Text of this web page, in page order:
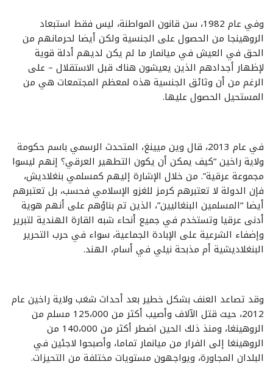
وفي عام 1982، سن قانون المواطنة، ليس فقط استبعاد
الروهينجا من الحصول على الجنسية ولكن أيضا لحرمانهم من
الحق في العيش في ميانمار ما لم يكن لديهم أدلة قوية
لإظهار أجدادهم الذين يعيشون هناك قبل الاستقلال – على
الرغم من أن وثائق الجنسية هذه لمعظم المجتمعات هي من
المستحيل الحصول عليها.
في عام 2013، قال وين ميينغ، المتحدث الرسمي باسم حكومة
ولاية راخين “كيف يمكن أن يكون التطهير العرقي؟ إنهم ليسوا
مجموعة عرقية”. من خلال الإشارة إليهم كمسلمي بنغلاديش،
فإن الدولة لا تعتبرهم كرمز للغزو الإسلامي فحسب، بل تعتبرهم
أيضا “المسلمين البنغاليين”، الذين تم بناؤهم على أنهم هوية
أدنى عرقيا وتستخدم في جميع أنحاء شبه القارة الهندية لتبرير
وإضفاء الشرعية على الإبادة الجماعية، سواء في حرب التحرير
البنغلاديشية أم مذبحة نيلي في أسام، الهند.
وقد تصاعد العنف بشكل خطير بعد أحداث شغب ولاية راخين عام
2012، حيث قتل الآلاف وأصيب أكثر من 125،000 مسلم من
الروهينغا، ومنذ ذلك الحين اضطر أكثر من 140،000 من
الروهينغا إلى الفرار من ميانمار تماما، وأصبحوا لاجئين في
البلدان المجاورة، ويواجهون مستويات مختلفة من التحيزات.